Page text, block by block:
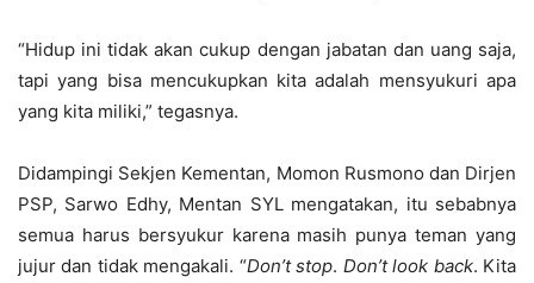
“Hidup ini tidak akan cukup dengan jabatan dan uang saja,
tapi yang bisa mencukupkan kita adalah mensyukuri apa
yang kita miliki,” tegasnya.
Didampingi Sekjen Kementan, Momon Rusmono dan Dirjen
PSP, Sarwo Edhy, Mentan SYL mengatakan, itu sebabnya
semua harus bersyukur karena masih punya teman yang
jujur dan tidak mengakali. “Don’t stop. Don’t look back. Kita